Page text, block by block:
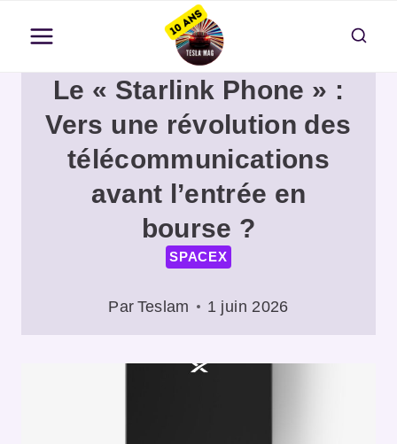
contenuLe « Starlink Phone » :
Vers une révolution des
télécommunications
avant l’entrée en
bourse ?
SPACEX
Par Teslam 1 juin 2026